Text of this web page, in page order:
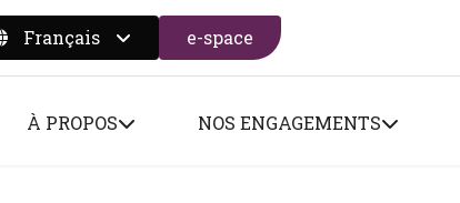
search form
Français e-space
À PROPOS NOS ENGAGEMENTS